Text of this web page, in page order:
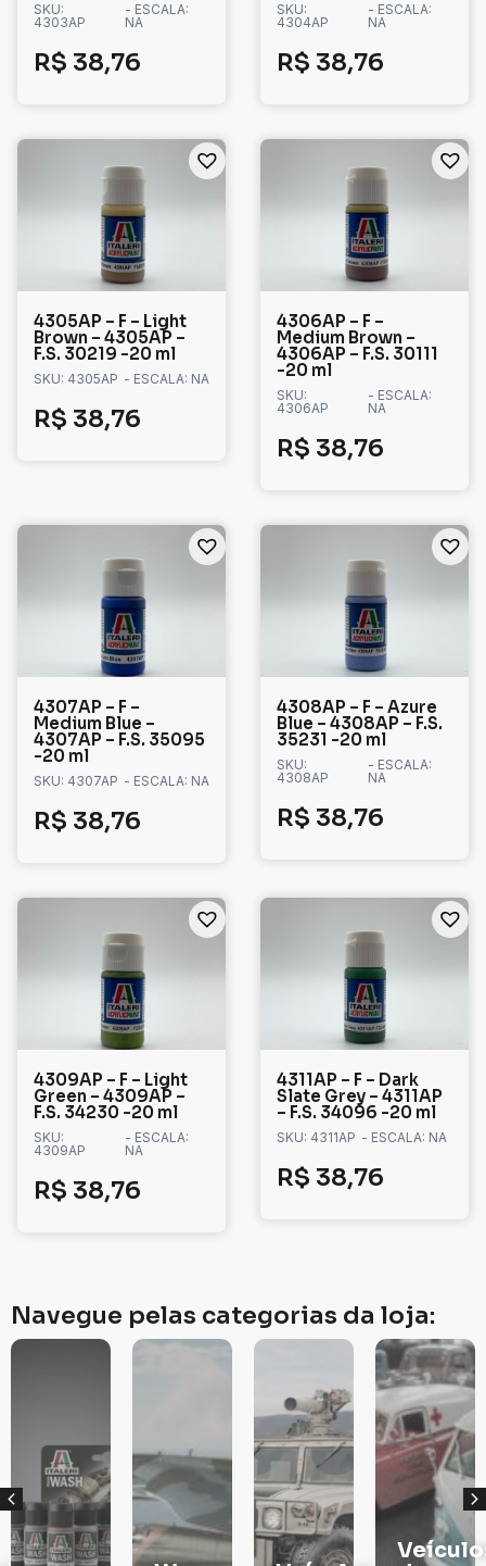
SKU:
4303AP
- ESCALA:
NA
R$ 38,76
SKU:
4304AP
- ESCALA:
NA
R$ 38,76
4305AP – F – Light
Brown – 4305AP –
F.S. 30219 -20 ml
SKU: 4305AP - ESCALA: NA
R$ 38,76
4306AP – F –
Medium Brown –
4306AP – F.S. 30111
-20 ml
SKU:
4306AP
- ESCALA:
NA
R$ 38,76
4307AP – F –
Medium Blue –
4307AP – F.S. 35095
-20 ml
SKU: 4307AP - ESCALA: NA
R$ 38,76
4308AP – F – Azure
Blue – 4308AP – F.S.
35231 -20 ml
SKU:
4308AP
- ESCALA:
NA
R$ 38,76
4309AP – F – Light
Green – 4309AP –
F.S. 34230 -20 ml
SKU:
4309AP
- ESCALA:
NA
R$ 38,76
4311AP – F – Dark
Slate Grey – 4311AP
– F.S. 34096 -20 ml
SKU: 4311AP - ESCALA: NA
R$ 38,76
Navegue pelas categorias da loja:
Veículos